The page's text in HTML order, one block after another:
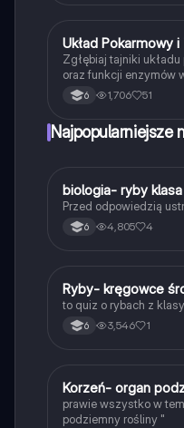
Biologia
Układ Pokarmowy
Zgłębiaj tajniki
oraz funkcji enzymów
się, jak różne enzymy,
działają w jamie
wątroba i woreczek
Idealne dla studentów
6 1,706 51
Najpopularniejsze
BBiologia
biologia- ryby
Przed odpowiedzią
6 4,805 4
RBiologia
Ryby- kręgowce
to quiz o rybach z
6 3,546 1
KBiologia
Korzeń- organ
prawie wszystko w
podziemny rośliny "